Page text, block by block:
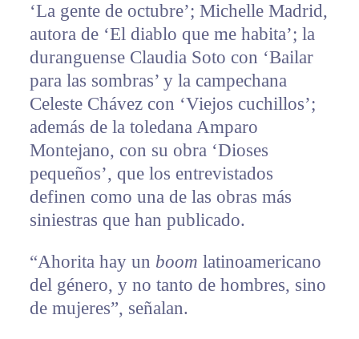
‘La gente de octubre’; Michelle Madrid,
autora de ‘El diablo que me habita’; la
duranguense Claudia Soto con ‘Bailar
para las sombras’ y la campechana
Celeste Chávez con ‘Viejos cuchillos’;
además de la toledana Amparo
Montejano, con su obra ‘Dioses
pequeños’, que los entrevistados
definen como una de las obras más
siniestras que han publicado.
“Ahorita hay un boom latinoamericano
del género, y no tanto de hombres, sino
de mujeres”, señalan.